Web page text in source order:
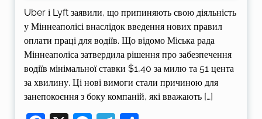
Uber і Lyft заявили, що припиняють свою діяльність
у Міннеаполісі внаслідок введення нових правил
оплати праці для водіїв. Що відомо Міська рада
Міннеаполіса затвердила рішення про забезпечення
водіїв мінімальної ставки $1,40 за милю та 51 цента
за хвилину. Ці нові вимоги стали причиною для
занепокоєння з боку компаній, які вважають […]